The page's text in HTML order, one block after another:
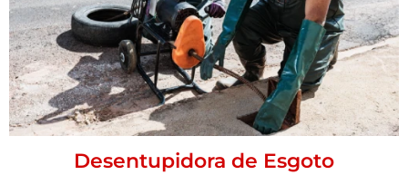
Desentupidora de Esgoto